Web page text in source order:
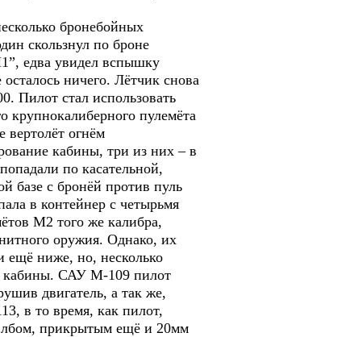
бронебойных
скользнул по броне
едва увидел вспышку
ничего. Лётчик снова
Пилот стал использовать
пулемёта
огнём
кабины, три из них – в
по касательной,
базе с бронёй против пуль
в контейнер с четырьмя
М2 того же калибра,
оружия. Однако, их
ещё ниже, но, несколько
кабины. САУ М-109 пилот
двигатель, а так же,
в то время, как пилот,
прикрытым ещё и 20мм